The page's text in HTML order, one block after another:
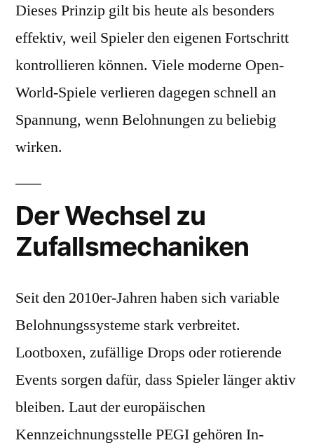
Dieses Prinzip gilt bis heute als besonders
effektiv, weil Spieler den eigenen Fortschritt
kontrollieren können. Viele moderne Open-
World-Spiele verlieren dagegen schnell an
Spannung, wenn Belohnungen zu beliebig
wirken.
Der Wechsel zu
Zufallsmechaniken
Seit den 2010er-Jahren haben sich variable
Belohnungssysteme stark verbreitet.
Lootboxen, zufällige Drops oder rotierende
Events sorgen dafür, dass Spieler länger aktiv
bleiben. Laut der europäischen
Kennzeichnungsstelle PEGI gehören In-